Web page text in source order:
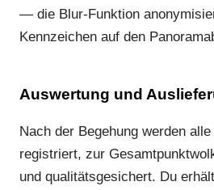
— die Blur-Funktion
Kennzeichen auf den
Auswertung und
Nach der Begehung werden
registriert, zur
und qualitätsgesichert. Du